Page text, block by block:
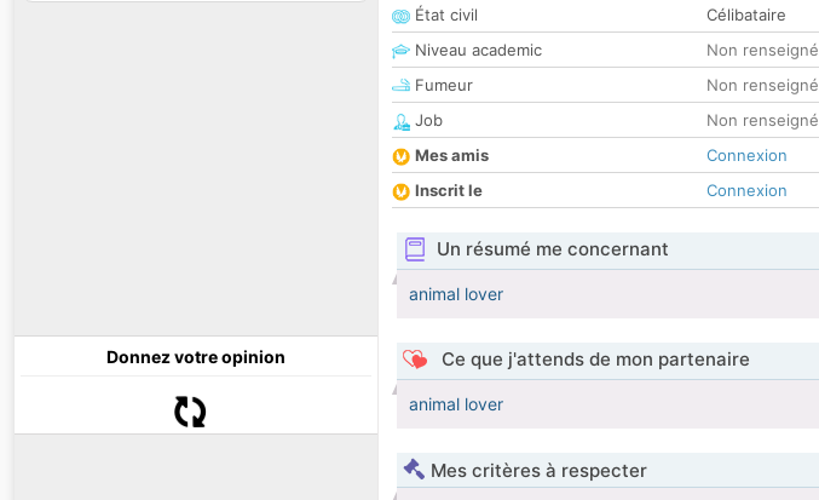
Donnez votre opinion
État civil
Célibataire
Niveau academic
Non renseigné
Fumeur
Non renseigné
Job
Non renseigné
Mes amis
Connexion
Inscrit le
Connexion
Un résumé me concernant
animal lover
Ce que j'attends de mon partenaire
animal lover
Mes critères à respecter